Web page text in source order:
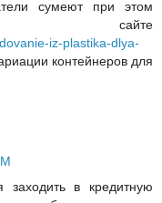
сумеют при этом
сайте
iz-plastika-dlya-
контейнеров для
заходить в кредитную